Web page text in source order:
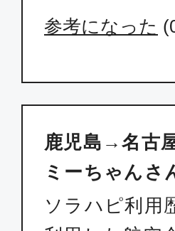
参考になった (
鹿児島→名古
ミーちゃんさ
ソラハピ利用